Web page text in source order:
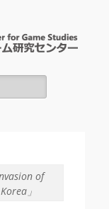
大学ゲーム
for Game
of
」